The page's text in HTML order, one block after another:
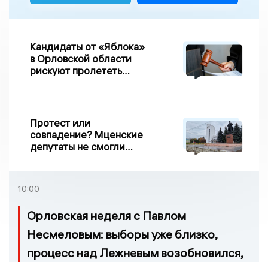
Кандидаты от «Яблока»
в Орловской области
рискуют пролететь
Протест или
совпадение? Мценские
депутаты не смогли
10:00
Орловская неделя с Павлом
Несмеловым: выборы уже близко,
процесс над Лежневым возобновился,